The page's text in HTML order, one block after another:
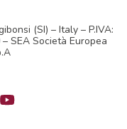
(SI) – Italy – P.IVA:
SEA Società Europea